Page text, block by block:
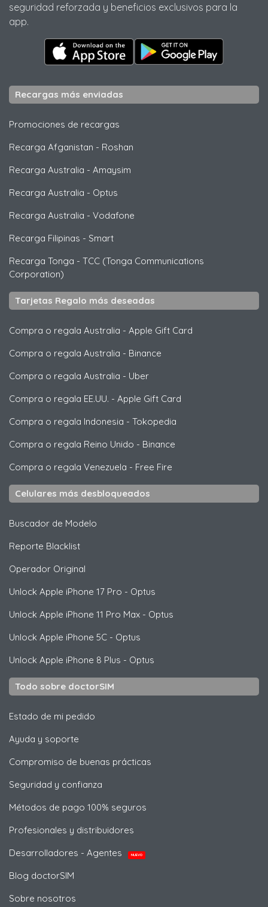
seguridad reforzada y beneficios exclusivos para la
app.
Recargas más enviadas
Promociones de recargas
Recarga Afganistan - Roshan
Recarga Australia - Amaysim
Recarga Australia - Optus
Recarga Australia - Vodafone
Recarga Filipinas - Smart
Recarga Tonga - TCC (Tonga Communications
Corporation)
Tarjetas Regalo más deseadas
Compra o regala Australia - Apple Gift Card
Compra o regala Australia - Binance
Compra o regala Australia - Uber
Compra o regala EE.UU. - Apple Gift Card
Compra o regala Indonesia - Tokopedia
Compra o regala Reino Unido - Binance
Compra o regala Venezuela - Free Fire
Celulares más desbloqueados
Buscador de Modelo
Reporte Blacklist
Operador Original
Unlock Apple iPhone 17 Pro - Optus
Unlock Apple iPhone 11 Pro Max - Optus
Unlock Apple iPhone 5C - Optus
Unlock Apple iPhone 8 Plus - Optus
Todo sobre doctorSIM
Estado de mi pedido
Ayuda y soporte
Compromiso de buenas prácticas
Seguridad y confianza
Métodos de pago 100% seguros
Profesionales y distribuidores
Desarrolladores - Agentes
NUEVO
Blog doctorSIM
Sobre nosotros